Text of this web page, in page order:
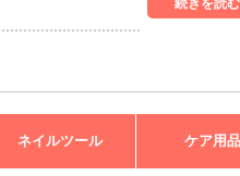
ネイルツール ケア用品